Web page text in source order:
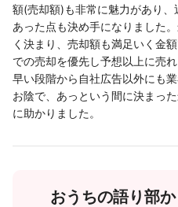
額(売却額)も非常に魅力があり
あった点も決め手になりました
く決まり、売却額も満足いく金
での売却を優先し予想以上に売
早い段階から自社広告以外にも
お陰で、あっという間に決まっ
に助かりました。
おうちの語り部か